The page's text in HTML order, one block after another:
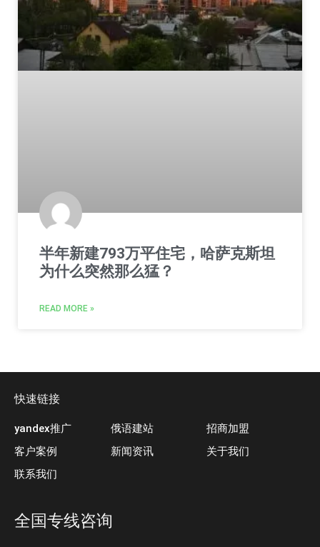
半年新建793万平住宅，哈萨克斯坦
为什么突然那么猛？
READ MORE »
快速链接
yandex推广
客户案例
联系我们
俄语建站
新闻资讯
招商加盟
关于我们
全国专线咨询